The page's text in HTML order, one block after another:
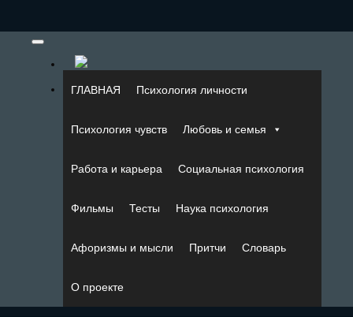
ГЛАВНАЯ Психология личности
Психология чувств Любовь и семья
Работа и карьера Социальная психология
Фильмы Тесты Наука психология
Афоризмы и мысли Притчи Словарь
О проекте